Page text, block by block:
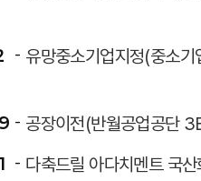
유망중소기업지정(중소기
공장이전(반월공업공단
다축드릴 아다치멘트 국